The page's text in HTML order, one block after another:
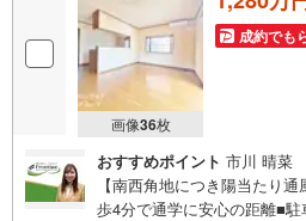
画像36枚
成約でも
おすすめポイント 市川 晴菜
【南西角地につき陽当たり
歩4分で通学に安心の距離■